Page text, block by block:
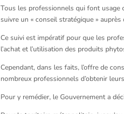
Tous les professionnels qui font usage
suivre un « conseil stratégique » auprès
Ce suivi est impératif pour que les
l’achat et l’utilisation des produits
Cependant, dans les faits, l’offre de
nombreux professionnels d’obtenir
Pour y remédier, le Gouvernement a